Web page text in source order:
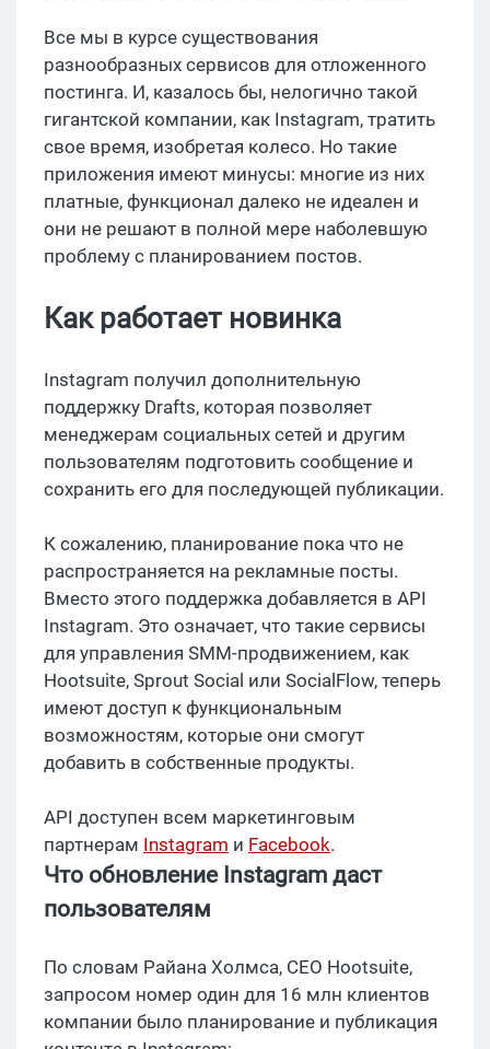
Все мы в курсе существования
разнообразных сервисов для отложенного
постинга. И, казалось бы, нелогично такой
гигантской компании, как Instagram, тратить
свое время, изобретая колесо. Но такие
приложения имеют минусы: многие из них
платные, функционал далеко не идеален и
они не решают в полной мере наболевшую
проблему с планированием постов.
Как работает новинка
Instagram получил дополнительную
поддержку Drafts, которая позволяет
менеджерам социальных сетей и другим
пользователям подготовить сообщение и
сохранить его для последующей публикации.
К сожалению, планирование пока что не
распространяется на рекламные посты.
Вместо этого поддержка добавляется в API
Instagram. Это означает, что такие сервисы
для управления SMM-продвижением, как
Hootsuite, Sprout Social или SocialFlow, теперь
имеют доступ к функциональным
возможностям, которые они смогут
добавить в собственные продукты.
API доступен всем маркетинговым
партнерам Instagram и Facebook.
Что обновление Instagram даст
пользователям
По словам Райана Холмса, CEO Hootsuite,
запросом номер один для 16 млн клиентов
компании было планирование и публикация